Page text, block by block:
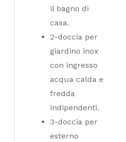
il bagno di
casa.
2-doccia per
giardino inox
con ingresso
acqua calda e
fredda
indipendenti.
3-doccia per
esterno